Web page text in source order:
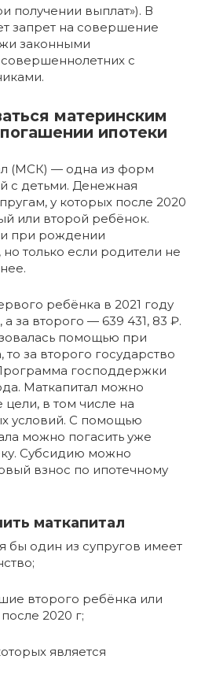
получении выплат»). В
запрет на совершение
законными
с
материнским
ипотеки
(МСК) — одна из форм
с детьми. Денежная
у которых после 2020
или второй ребёнок.
при рождении
только если родители не
ребёнка в 2021 году
а за второго — 639 431, 83 ₽.
помощью при
за второго государство
господдержки
Маткапитал можно
в том числе на
условий. С помощью
можно погасить уже
Субсидию можно
взнос по ипотечному
маткапитал
бы один из супругов имеет
второго ребёнка или
2020 г;
является